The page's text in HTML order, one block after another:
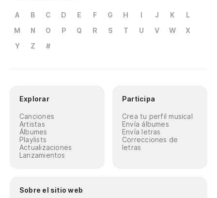
A B C D E F G H I J K
L
M
N O P Q R S T U V W
X
Y
Z #
Explorar
Canciones
Artistas
Álbumes
Playlists
Actualizaciones
Lanzamientos
Participa
Crea tu perfil musical
Envía álbumes
Envía letras
Correcciones de
letras
Sobre el sitio web